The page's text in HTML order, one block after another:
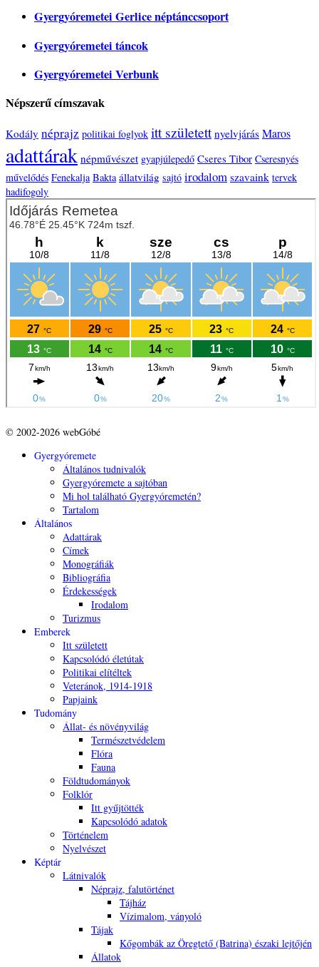
Gyergyóremetei Gerlice néptánccsoport
Gyergyóremetei táncok
Gyergyóremetei Verbunk
Népszerű címszavak
Kodály néprajz politikai foglyok itt született nyelvjárás Maros
adattárak népművészet gyapjúlepedő Cseres Tibor Cseresnyés
művelődés Fenekalja Bakta állatvilág sajtó irodalom szavaink tervek
hadifogoly
© 2002-2026 webGóbé
Gyergyóremete
Általános tudnivalók
Gyergyóremete a sajtóban
Mi hol található Gyergyóremetén?
Tartalom
Általános
Adattárak
Címek
Monográfiák
Bibliográfia
Érdekességek
Irodalom
Turizmus
Emberek
Itt született
Kapcsolódó életútak
Politikai elítéltek
Veteránok, 1914-1918
Papjaink
Tudomány
Állat- és növényvilág
Természetvédelem
Flóra
Fauna
Földtudományok
Folklór
Itt gyűjtötték
Kapcsolódó adatok
Történelem
Nyelvészet
Képtár
Látnivalók
Néprajz, falutörténet
Tájház
Vízimalom, ványoló
Tájak
Kőgombák az Öregtető (Batrina) északi lejtőjén
Állatok